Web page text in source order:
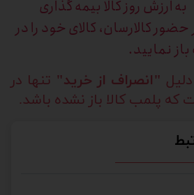
ارزش روز کالا بیمه گذاری
کالارسان، کالای خود را در
نمایید.
"انصراف از خرید" تنها در
پلمب کالا باز نشده باشد.